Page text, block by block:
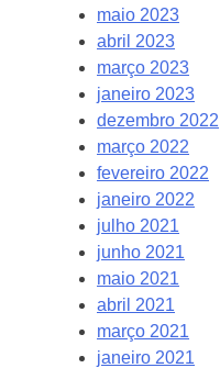
maio 2023
abril 2023
março 2023
janeiro 2023
dezembro 2022
março 2022
fevereiro 2022
janeiro 2022
julho 2021
junho 2021
maio 2021
abril 2021
março 2021
janeiro 2021